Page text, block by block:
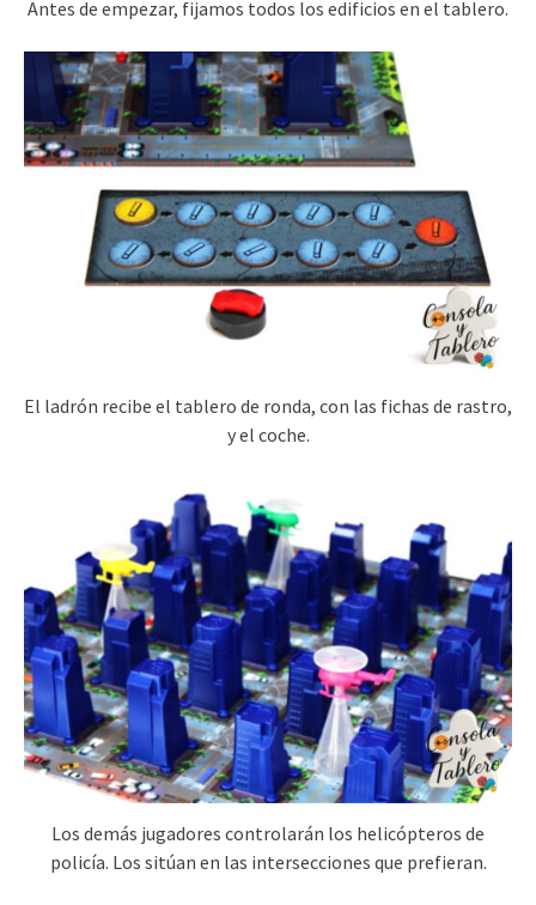
Antes de empezar, fijamos todos los edificios en el tablero.
El ladrón recibe el tablero de ronda, con las fichas de rastro,
y el coche.
Los demás jugadores controlarán los helicópteros de
policía. Los sitúan en las intersecciones que prefieran.